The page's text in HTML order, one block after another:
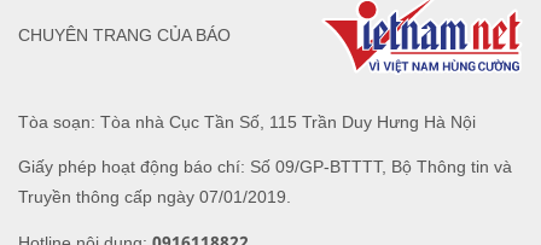
Tòa soạn: Tòa nhà Cục Tần Số, 115 Trần Duy Hưng Hà Nội
Giấy phép hoạt động báo chí: Số 09/GP-BTTTT, Bộ Thông tin và
Truyền thông cấp ngày 07/01/2019.
CHUYÊN TRANG CỦA BÁO